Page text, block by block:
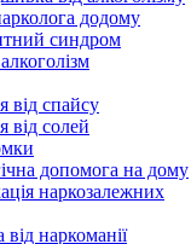
додому
синдром
від спайсу
від солей
допомога на дому
наркозалежних
наркоманії